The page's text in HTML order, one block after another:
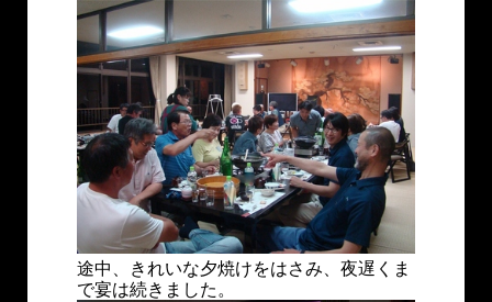
途中、きれいな夕焼けをはさみ、夜遅くま
で宴は続きました。